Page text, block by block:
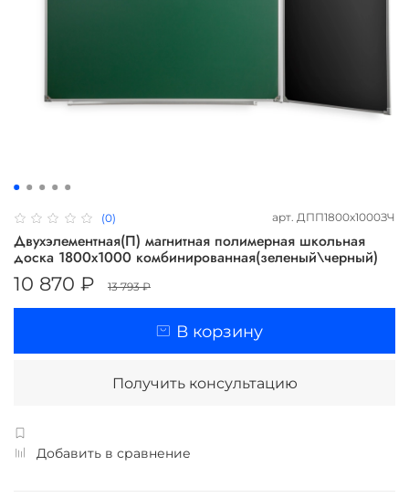
(0) арт. ДПП1800х1000ЗЧ
Двухэлементная(П) магнитная полимерная школьная
доска 1800х1000 комбинированная(зеленый\черный)
10 870 ₽ 13 793 ₽
В корзину
Получить консультацию
Добавить в сравнение